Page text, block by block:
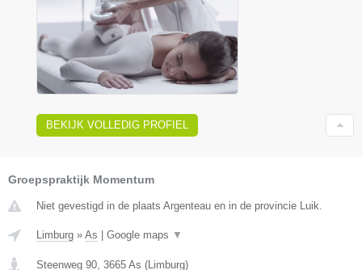
BEKIJK VOLLEDIG PROFIEL
Groepspraktijk Momentum
Niet gevestigd in de plaats Argenteau en in de provincie Luik.
Limburg » As Google maps ▼
Steenweg 90, 3665 As (Limburg)